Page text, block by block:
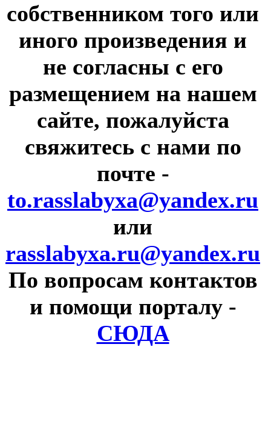
собственником того или
иного произведения и
не согласны с его
размещением на нашем
сайте, пожалуйста
свяжитесь с нами по
почте -
to.rasslabyxa@yandex.ru
или
rasslabyxa.ru@yandex.ru
По вопросам контактов
и помощи порталу -
СЮДА